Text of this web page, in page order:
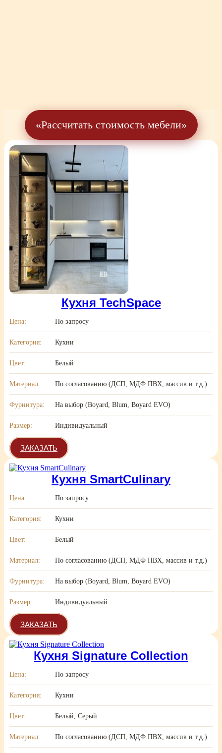
«Рассчитать стоимость мебели»
Кухня TechSpace
Цена: По запросу
Категория: Кухни
Цвет: Белый
Материал: По согласованию (ДСП, МДФ ПВХ, массив и т.д.)
Фурнитура: На выбор (Boyard, Blum, Boyard EVO)
Размер: Индивидуальный
ЗАКАЗАТЬ
Кухня SmartCulinary
Цена: По запросу
Категория: Кухни
Цвет: Белый
Материал: По согласованию (ДСП, МДФ ПВХ, массив и т.д.)
Фурнитура: На выбор (Boyard, Blum, Boyard EVO)
Размер: Индивидуальный
ЗАКАЗАТЬ
Кухня Signature Collection
Цена: По запросу
Категория: Кухни
Цвет: Белый, Серый
Материал: По согласованию (ДСП, МДФ ПВХ, массив и т.д.)